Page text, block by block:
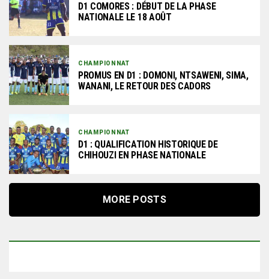
D1 COMORES : DÉBUT DE LA PHASE
NATIONALE LE 18 AOÛT
CHAMPIONNAT
PROMUS EN D1 : DOMONI, NTSAWENI, SIMA,
WANANI, LE RETOUR DES CADORS
CHAMPIONNAT
D1 : QUALIFICATION HISTORIQUE DE
CHIHOUZI EN PHASE NATIONALE
MORE POSTS